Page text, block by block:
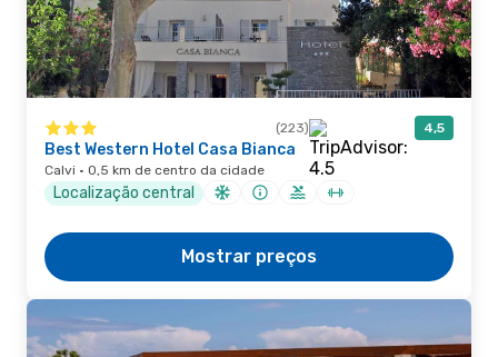
(223) 4,5
Best Western Hotel Casa Bianca
Calvi · 0,5 km de centro da cidade
Localização central
Mostrar preços